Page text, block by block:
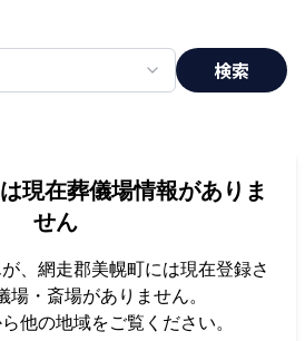
店舗用地募集
検索
現在葬儀場情報がありま
せん
、 網走郡美幌町には現在登録さ
場・斎場がありません。
他の地域をご覧ください。